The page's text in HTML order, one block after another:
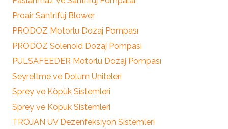
Proair Santrifüj Blower
PRODOZ Motorlu Dozaj Pompası
PRODOZ Solenoid Dozaj Pompası
PULSAFEEDER Motorlu Dozaj Pompası
Seyreltme ve Dolum Üniteleri
Sprey ve Köpük Sistemleri
Sprey ve Köpük Sistemleri
TROJAN UV Dezenfeksiyon Sistemleri